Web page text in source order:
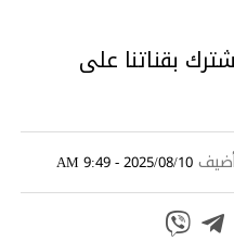
بقناتنا على
2025/08/10 - 9:49 AM